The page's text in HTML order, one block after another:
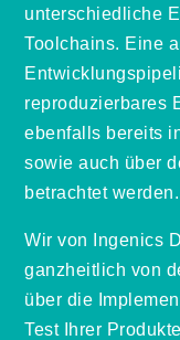
unterschiedliche
Toolchains. Eine
reproduzierbares
ebenfalls bereits
sowie auch über
betrachtet werden.
Wir von Ingenics
ganzheitlich von
über die
Test Ihrer